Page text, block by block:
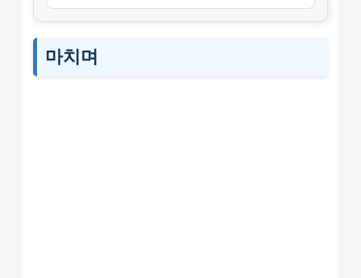
마치며